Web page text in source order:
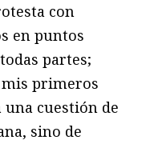
con
en puntos
partes;
primeros
cuestión de
sino de